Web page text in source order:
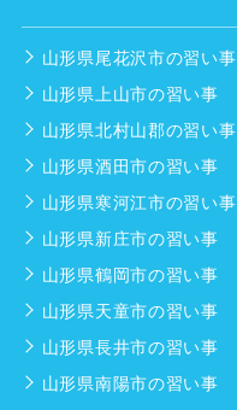
山形県尾花沢市の習い事
山形県上山市の習い事
山形県北村山郡の習い事
山形県酒田市の習い事
山形県寒河江市の習い事
山形県新庄市の習い事
山形県鶴岡市の習い事
山形県天童市の習い事
山形県長井市の習い事
山形県南陽市の習い事